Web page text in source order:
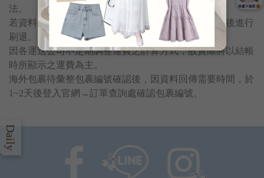
法。
若資料不正確或無人簽收導致包裹退回，將扣除運費後進行
刷退。
因各運送公司不定期調整運費之計算方式，故實際將以結帳
時所顯示之運費為主。
海外包裹待彙整包裹編號確認後，因資料回傳需要時間，於
1~2天後登入官網→訂單查詢處確認包裹編號。
Daily